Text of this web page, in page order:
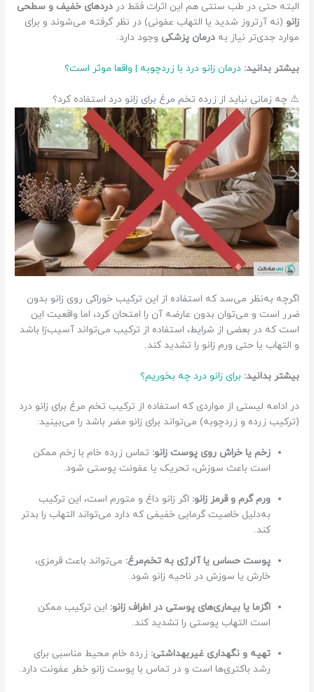
البته حتی در طب سنتی هم این اثرات فقط دردردهای خفیف و سطحی
زانو (نه آرتروز شدید یا التهاب عفونی) در نظر گرفته می‌شوند و برای
موارد جدی‌تر نیاز بهدرمان پزشکی وجود دارد.
بیشتر بدانید: درمان زانو درد با زردچوبه | واقعا موثر است؟
⚠️ چه زمانی نباید از زرده تخم‌ مرغ برای زانو درد استفاده کرد؟
اگرچه به‌نظر می‌سد که استفاده از این ترکیب خوراکی روی زانو بدون
ضرر است و می‌توان بدون عارضه آن را امتحان کرد، اما واقعیت این
است که در بعضی از شرایط، استفاده از ترکیب می‌تواند آسیب‌زا باشد
و التهاب یا حتی ورم زانو را تشدید کند.
بیشتر بدانید: برای زانو درد چه بخوریم؟
در ادامه لیستی از مواردی که استفاده از ترکیب تخم مرغ برای زانو درد
(ترکیب زرده و زردچوبه) می‌تواند برای زانو مضر باشد را می‌بینید:
زخم یا خراش روی پوست زانو: تماس زرده خام با زخم ممکن
است باعث سوزش، تحریک یا عفونت پوستی شود.
ورم گرم و قرمز زانو: اگر زانو داغ و متورم است، این ترکیب
به‌دلیل خاصیت گرمایی خفیفی که دارد می‌تواند التهاب را بدتر
کند.
پوست حساس یا آلرژی به تخم‌مرغ: می‌تواند باعث قرمزی،
خارش یا سوزش در ناحیه زانو شود.
اگزما یا بیماری‌های پوستی در اطراف زانو: این ترکیب ممکن
است التهاب پوستی را تشدید کند.
تهیه و نگهداری غیربهداشتی: زرده خام محیط مناسبی برای
رشد باکتری‌ها است و در تماس با پوست زانو خطر عفونت دارد.